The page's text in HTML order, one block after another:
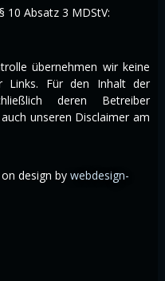
10 Absatz 3 MDStV:
übernehmen wir keine
Links. Für den Inhalt der
deren Betreiber
unseren Disclaimer am
design by webdesign-